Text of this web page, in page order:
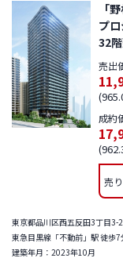
「
プ
32
売出
成約
売
東京都品川区西五反田3丁目3-2
東急目黒線「不動前」駅 徒歩
建築年月：2023年10月